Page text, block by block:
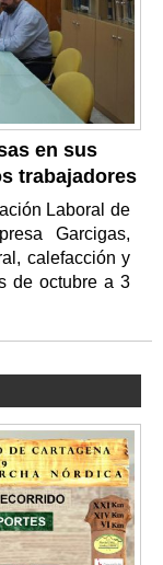
en sus
trabajadores
Laboral de
Garcigas,
calefacción y
de octubre a 3